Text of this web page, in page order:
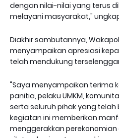
dengan nilai-nilai yang terus
melayani masyarakat,"
Diakhir sambutannya,
menyampaikan apresiasi
telah mendukung
"Saya menyampaikan terima
panitia, pelaku UMKM,
serta seluruh pihak yang telah
kegiatan ini memberikan
menggerakkan